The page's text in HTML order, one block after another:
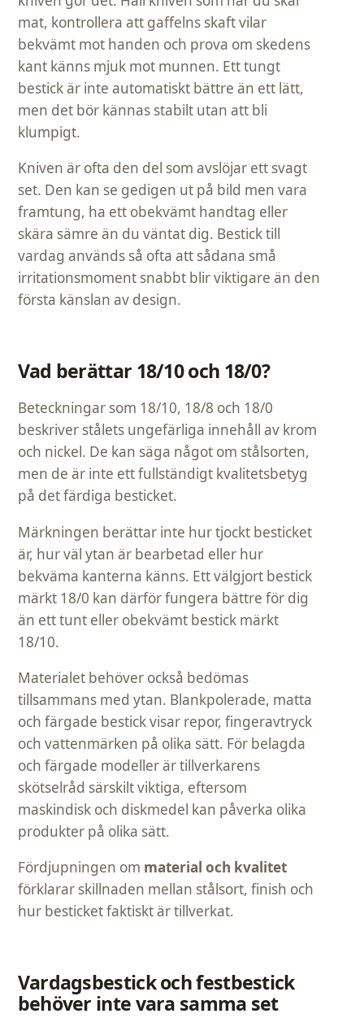
mat, kontrollera att gaffelns skaft vilar
bekvämt mot handen och prova om skedens
kant känns mjuk mot munnen. Ett tungt
bestick är inte automatiskt bättre än ett lätt,
men det bör kännas stabilt utan att bli
klumpigt.
Kniven är ofta den del som avslöjar ett svagt
set. Den kan se gedigen ut på bild men vara
framtung, ha ett obekvämt handtag eller
skära sämre än du väntat dig. Bestick till
vardag används så ofta att sådana små
irritationsmoment snabbt blir viktigare än den
första känslan av design.
Vad berättar 18/10 och 18/0?
Beteckningar som 18/10, 18/8 och 18/0
beskriver stålets ungefärliga innehåll av krom
och nickel. De kan säga något om stålsorten,
men de är inte ett fullständigt kvalitetsbetyg
på det färdiga besticket.
Märkningen berättar inte hur tjockt besticket
är, hur väl ytan är bearbetad eller hur
bekväma kanterna känns. Ett välgjort bestick
märkt 18/0 kan därför fungera bättre för dig
än ett tunt eller obekvämt bestick märkt
18/10.
Materialet behöver också bedömas
tillsammans med ytan. Blankpolerade, matta
och färgade bestick visar repor, fingeravtryck
och vattenmärken på olika sätt. För belagda
och färgade modeller är tillverkarens
skötselråd särskilt viktiga, eftersom
maskindisk och diskmedel kan påverka olika
produkter på olika sätt.
Fördjupningen om material och kvalitet
förklarar skillnaden mellan stålsort, finish och
hur besticket faktiskt är tillverkat.
Vardagsbestick och festbestick
behöver inte vara samma set